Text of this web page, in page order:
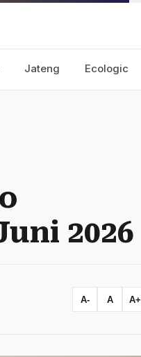
Jateng Ecologic
2026
A- A A+